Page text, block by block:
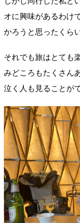
オに興味があるわけ
かろうと思ったくら
それでも旅はとても
みどころもたくさん
泣く人も見ることが